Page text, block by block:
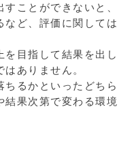
ことができないと、
など、評価に関しては
目指して結果を出し
ありません。
るかといったどちら
結果次第で変わる環境